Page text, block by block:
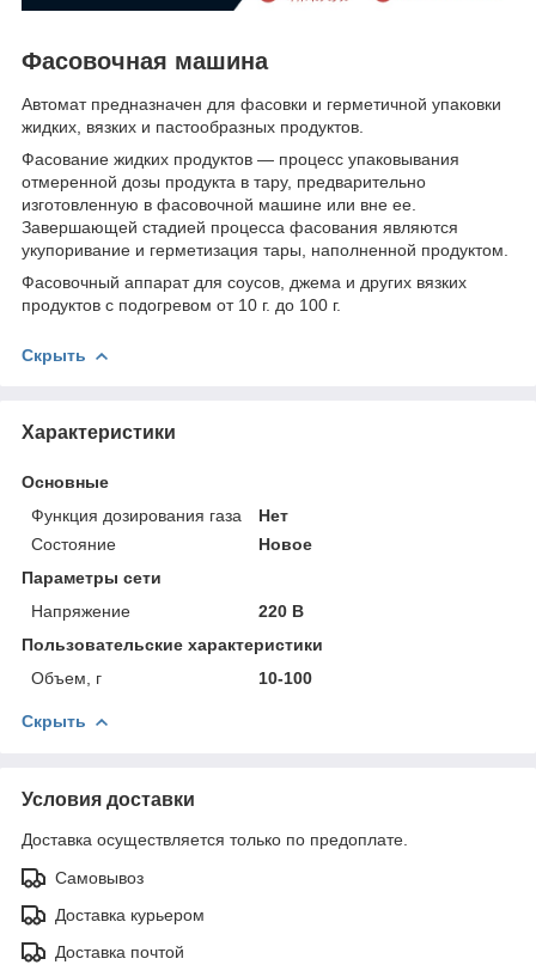
Фасовочная машина
Автомат предназначен для фасовки и герметичной упаковки
жидких, вязких и пастообразных продуктов.
Фасование жидких продуктов — процесс упаковывания
отмеренной дозы продукта в тару, предварительно
изготовленную в фасовочной машине или вне ее.
Завершающей стадией процесса фасования являются
укупоривание и герметизация тары, наполненной продуктом.
Фасовочный аппарат для соусов, джема и других вязких
продуктов с подогревом от 10 г. до 100 г.
Скрыть
Характеристики
Основные
Функция дозирования газа
Нет
Состояние
Новое
Параметры сети
Напряжение
220 В
Пользовательские характеристики
Объем, г
10-100
Скрыть
Условия доставки
Доставка осуществляется только по предоплате.
Самовывоз
Доставка курьером
Доставка почтой